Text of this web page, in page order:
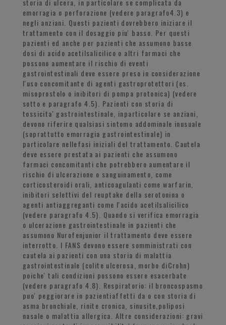
storia di ulcera, in particolare se complicata da
emorragia o perforazione (vedere paragrafo4.3) e
negli anziani. Questi pazienti dovrebbero iniziare il
trattamento con il dosaggio piu' basso. Per questi
pazienti ed anche per pazienti che assumono basse
dosi di acido acetilsalicilico o altri farmaci che
possono aumentare il rischio di eventi
gastrointestinali deve essere preso in considerazione
l'uso concomitante di agenti gastroprotettori (es.
misoprostolo o inibitori di pompa protonica) (vedere
sotto e paragrafo 4.5). Pazienti con storia di
tossicita' gastrointestinale, inparticolare se anziani,
devono riferire qualsiasi sintomo addominale inusuale
(soprattutto emorragia gastrointestinale) in
particolare nellefasi iniziali del trattamento. Cautela
deve essere prestata ai pazienti che assumono
farmaci concomitanti che potrebbero aumentare il
rischio di ulcerazione o sanguinamento, come
corticosteroidi orali, anticoagulanti come warfarin,
inibitori selettivi del reuptake della serotonina o
agenti antiaggreganti come l'acido acetilsalicilico
(vedere paragrafo 4.5). Quando si verifica emorragia
o ulcerazione gastrointestinale in pazienti che
assumono Nurofenjunior il trattamento deve essere
interrotto. I FANS devono essere somministrati con
cautela ai pazienti con una storia di malattia
gastrointestinale (colite ulcerosa, morbo diCrohn)
poiche' tali condizioni possono essere esacerbate
(vedere paragrafo 4.8). Respiratorio: il broncospasmo
puo' peggiorare in pazientiaffetti da o con storia di
asma bronchiale, rinite cronica, sinusite,poliposi
nasale o malattia allergica. Altre considerazioni: gravi